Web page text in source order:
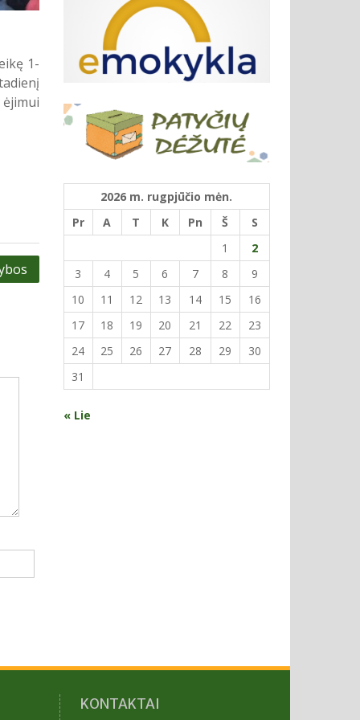
1-
2026 m. rugpjūčio mėn.
Pr
A T K Pn Š
S
1
2
3
4 5 6 7 8
9
10
11 12 13 14 15
16
17
18 19 20 21 22
23
24
25 26 27 28 29
30
31
« Lie
KONTAKTAI